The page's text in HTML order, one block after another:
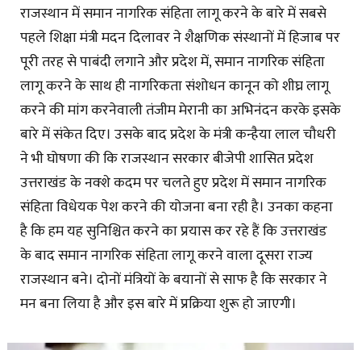
राजस्थान में समान नागरिक संहिता लागू करने के बारे में सबसे
पहले शिक्षा मंत्री मदन दिलावर ने शैक्षणिक संस्थानों में हिजाब पर
पूरी तरह से पाबंदी लगाने और प्रदेश में, समान नागरिक संहिता
लागू करने के साथ ही नागरिकता संशोधन कानून को शीघ्र लागू
करने की मांग करनेवाली तंजीम मेरानी का अभिनंदन करके इसके
बारे में संकेत दिए। उसके बाद प्रदेश के मंत्री कन्हैया लाल चौधरी
ने भी घोषणा की कि राजस्थान सरकार बीजेपी शासित प्रदेश
उत्तराखंड के नक्शे कदम पर चलते हुए प्रदेश में समान नागरिक
संहिता विधेयक पेश करने की योजना बना रही है। उनका कहना
है कि ​​हम यह सुनिश्चित करने का प्रयास कर रहे हैं कि उत्तराखंड
के बाद समान नागरिक संहिता लागू करने वाला दूसरा राज्य
राजस्थान बने। दोनों मंत्रियों के बयानों से साफ है कि सरकार ने
मन बना लिया है और इस बारे में प्रक्रिया शुरू हो जाएगी।